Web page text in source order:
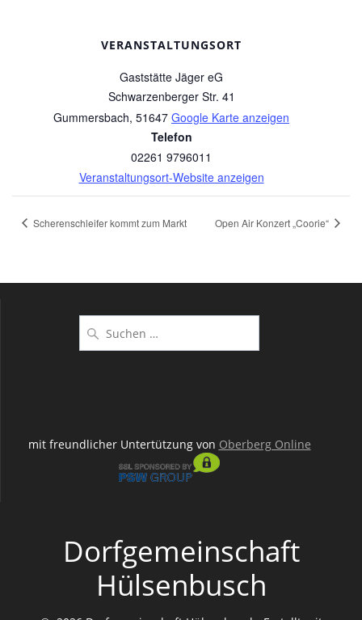
VERANSTALTUNGSORT
Gaststätte Jäger eG
Schwarzenberger Str. 41
Gummersbach, 51647 Google Karte anzeigen
Telefon
02261 9796011
Veranstaltungsort-Website anzeigen
Scherenschleifer kommt zum Markt Open Air Konzert „Coorie“
nach:
mit freundlicher Untertützung von Oberberg Online
Dorfgemeinschaft
Hülsenbusch